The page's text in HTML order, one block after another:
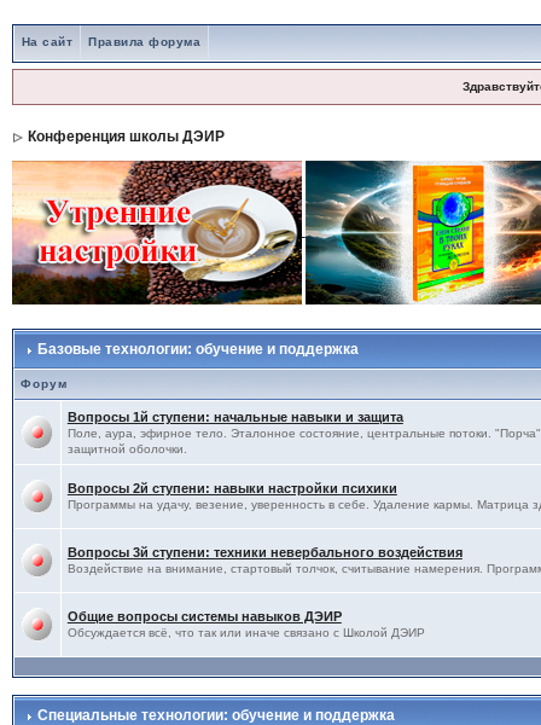
На сайт Правила форума
Конференция школы ДЭИР
Базовые технологии: обучение и поддержка
Форум
Вопросы 1й ступени: начальные навыки и защита
Поле, аура, эфирное тело. Эталонное состояние, центральные потоки.
защитной оболочки.
Вопросы 2й ступени: навыки настройки психики
Программы на удачу, везение, уверенность в себе. Удаление кармы. Матрица
Вопросы 3й ступени: техники невербального воздействия
Воздействие на внимание, стартовый толчок, считывание намерения.
Общие вопросы системы навыков ДЭИР
Обсуждается всё, что так или иначе связано с Школой ДЭИР
Специальные технологии: обучение и поддержка